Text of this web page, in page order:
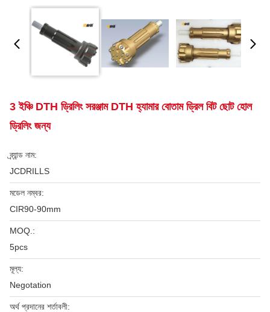
3 ইঞ্চি DTH ড্রিলিং সরঞ্জাম DTH হ্যামার বোতাম ড্রিল বিট ছোট হোল
ড্রিলিং জন্য
ব্র্যান্ড নাম:
JCDRILLS
মডেল নম্বর:
CIR90-90mm
MOQ.:
5pcs
মূল্য:
Negotation
অর্থ প্রদানের শর্তাবলী: